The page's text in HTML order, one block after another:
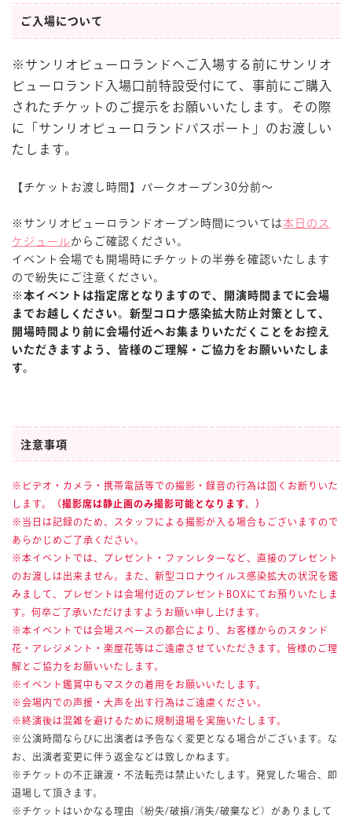
ご入場について
※サンリオピューロランドへご入場する前にサンリオ
ピューロランド入場口前特設受付にて、事前にご購入
されたチケットのご提示をお願いいたします。その際
に「サンリオピューロランドパスポート」のお渡しい
たします。
【チケットお渡し時間】パークオープン30分前～
※サンリオピューロランドオープン時間については本日のス
ケジュールからご確認ください。
イベント会場でも開場時にチケットの半券を確認いたします
ので紛失にご注意ください。
※本イベントは指定席となりますので、開演時間までに会場
までお越しください。新型コロナ感染拡大防止対策として、
開場時間より前に会場付近へお集まりいただくことをお控え
いただきますよう、皆様のご理解・ご協力をお願いいたしま
す。
注意事項
※ビデオ・カメラ・携帯電話等での撮影・録音の行為は固くお断りいた
します。
（撮影席は静止画のみ撮影可能となります。）
※当日は記録のため、スタッフによる撮影が入る場合もございますので
あらかじめご了承ください。
※本イベントでは、プレゼント・ファンレターなど、直接のプレゼント
のお渡しは出来ません。また、新型コロナウイルス感染拡大の状況を鑑
みまして、プレゼントは会場付近のプレゼントBOXにてお預りいたしま
す。何卒ご了承いただけますようお願い申し上げます。
※本イベントでは会場スペースの都合により、お客様からのスタンド
花・アレジメント・楽屋花等はご遠慮させていただきます。皆様のご理
解とご協力をお願いいたします。
※イベント鑑賞中もマスクの着用をお願いいたします。
※会場内での声援・大声を出す行為はご遠慮ください。
※終演後は混雑を避けるために規制退場を実施いたします。
※公演時間ならびに出演者は予告なく変更となる場合がございます。な
お、出演者変更に伴う返金などは致しかねます。
※チケットの不正譲渡・不法転売は禁止いたします。発覚した場合、即
退場して頂きます。
※チケットはいかなる理由（紛失/破損/消失/破棄など）がありまして